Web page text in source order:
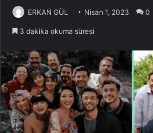
ERKAN GÜL Nisan 1, 2023 0
3 dakika okuma süresi